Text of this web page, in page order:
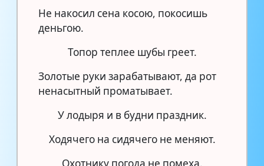
Не накосил сена косою, покосишь
деньгою.
Топор теплее шубы греет.
Золотые руки зарабатывают, да рот
ненасытный проматывает.
У лодыря и в будни праздник.
Ходячего на сидячего не меняют.